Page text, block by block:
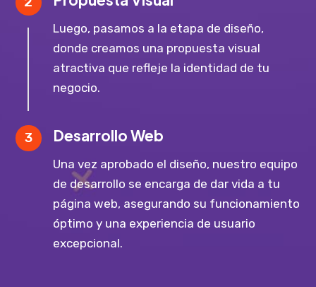
Luego, pasamos a la etapa de diseño,
donde creamos una propuesta visual
atractiva que refleje la identidad de tu
negocio.
3 Desarrollo Web
Una vez aprobado el diseño, nuestro equipo
de desarrollo se encarga de dar vida a tu
página web, asegurando su funcionamiento
óptimo y una experiencia de usuario
excepcional.